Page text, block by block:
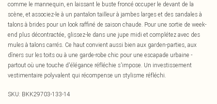
comme le mannequin, en laissant le buste froncé occuper le devant de la
scène, et associez-le à un pantalon tailleur à jambes larges et des sandales à
talons à brides pour un look raffiné de saison chaude. Pour une sortie de week-
end plus décontractée, glissez-le dans une jupe midi et complétez avec des
mules à talons carrés. Ce haut convient aussi bien aux garden-parties, aux
dîners sur les toits ou à une garde-robe chic pour une escapade urbaine -
partout où une touche d'élégance réfléchie s'impose. Un investissement
vestimentaire polyvalent qui récompense un stylisme réfléchi.
SKU: BKK29703-133-14